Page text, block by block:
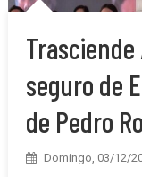
seguro de
de Pedro
Domingo, 03/12/